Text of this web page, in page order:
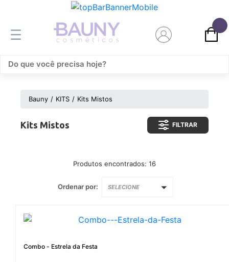
Bauny KITS Kits Mistos
Kits Mistos FILTRAR
Produtos encontrados: 16
Ordenar por: SELECIONE
Combo - Estrela da Festa